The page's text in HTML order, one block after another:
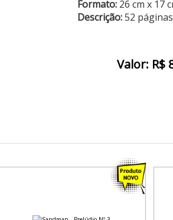
Formato:26 cm x 17
Descrição:52
Valor: R$